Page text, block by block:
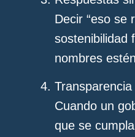
Decir “eso se
sostenibilidad
nombres
Transparencia
Cuando un
que se